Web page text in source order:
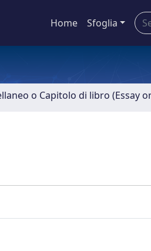
Home Sfoglia
o Capitolo di libro (Essay